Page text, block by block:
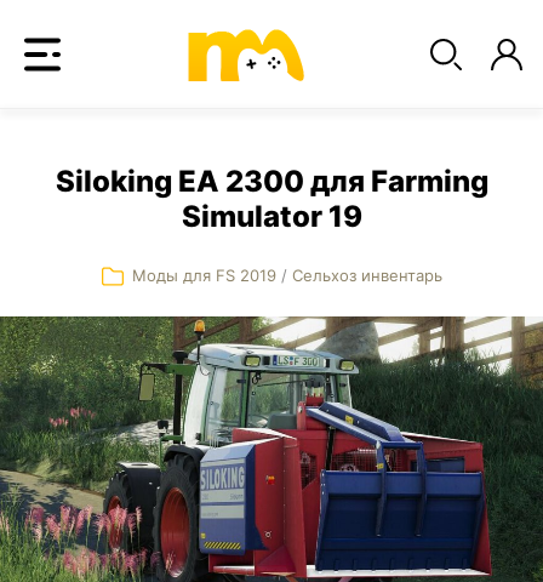
Siloking EA 2300 для Farming
Simulator 19
Моды для FS 2019/ Сельхоз инвентарь